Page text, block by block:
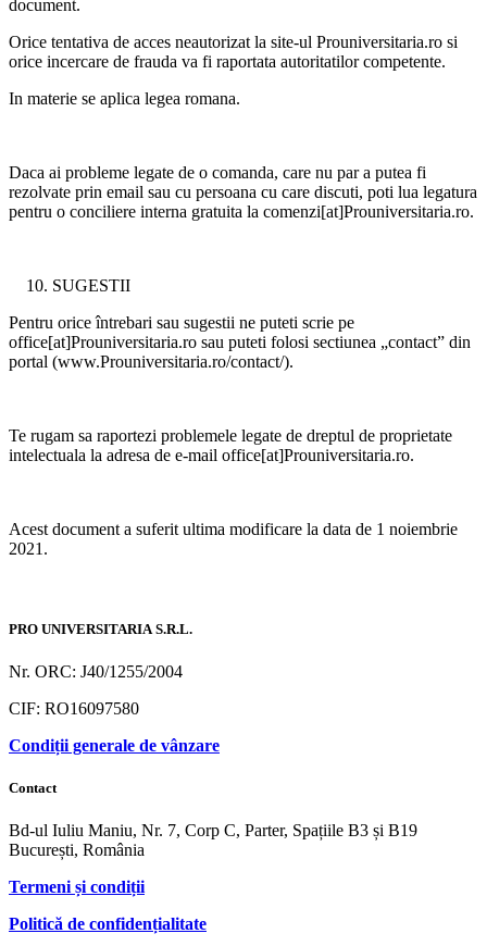
document.
Orice tentativa de acces neautorizat la site-ul Prouniversitaria.ro si
orice incercare de frauda va fi raportata autoritatilor competente.
In materie se aplica legea romana.
Daca ai probleme legate de o comanda, care nu par a putea fi
rezolvate prin email sau cu persoana cu care discuti, poti lua legatura
pentru o conciliere interna gratuita la comenzi[at]Prouniversitaria.ro.
SUGESTII
Pentru orice întrebari sau sugestii ne puteti scrie pe
office[at]Prouniversitaria.ro sau puteti folosi sectiunea „contact” din
portal (www.Prouniversitaria.ro/contact/).
Te rugam sa raportezi problemele legate de dreptul de proprietate
intelectuala la adresa de e-mail office[at]Prouniversitaria.ro.
Acest document a suferit ultima modificare la data de 1 noiembrie
2021.
PRO UNIVERSITARIA S.R.L.
Nr. ORC: J40/1255/2004
CIF: RO16097580
Condiții generale de vânzare
Contact
Bd-ul Iuliu Maniu, Nr. 7, Corp C, Parter, Spațiile B3 și B19
București, România
Termeni și condiții
Politică de confidențialitate